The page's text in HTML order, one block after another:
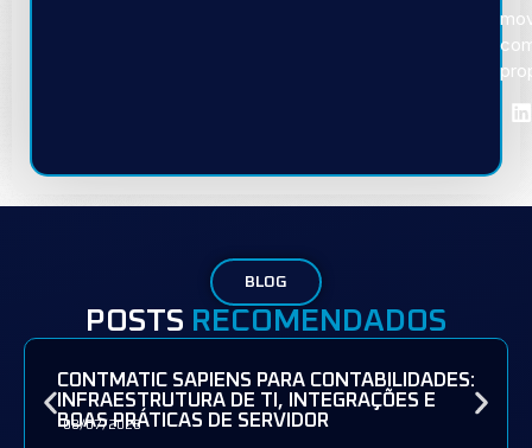
BLOG
POSTS RECOMENDADOS
CONTMATIC SAPIENS PARA CONTABILIDADES:
INFRAESTRUTURA DE TI, INTEGRAÇÕES E
BOAS PRÁTICAS DE SERVIDOR
08/07/2026